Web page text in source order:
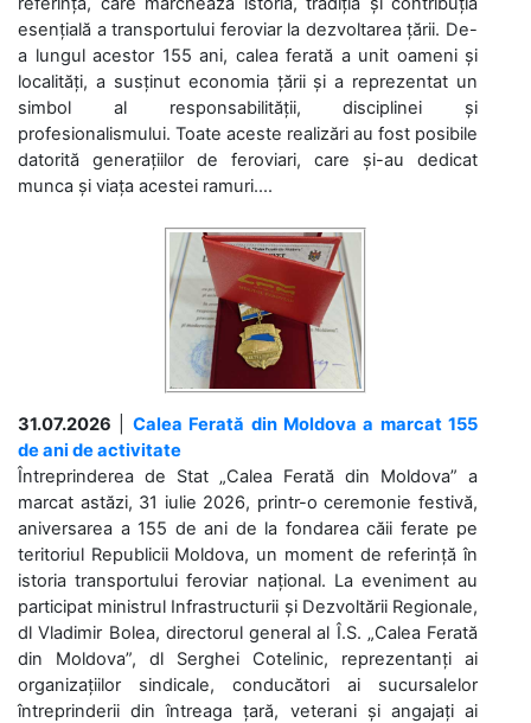
esențială a transportului feroviar la dezvoltarea țării. De-
a lungul acestor 155 ani, calea ferată a unit oameni și
localități, a susținut economia țării și a reprezentat un
simbol al responsabilității, disciplinei și
profesionalismului. Toate aceste realizări au fost posibile
datorită generațiilor de feroviari, care și-au dedicat
munca și viața acestei ramuri....
31.07.2026
Calea Ferată din Moldova a marcat 155
de ani de activitate
Întreprinderea de Stat „Calea Ferată din Moldova” a
marcat astăzi, 31 iulie 2026, printr-o ceremonie festivă,
aniversarea a 155 de ani de la fondarea căii ferate pe
teritoriul Republicii Moldova, un moment de referință în
istoria transportului feroviar național. La eveniment au
participat ministrul Infrastructurii și Dezvoltării Regionale,
dl Vladimir Bolea, directorul general al Î.S. „Calea Ferată
din Moldova”, dl Serghei Cotelinic, reprezentanți ai
organizațiilor sindicale, conducători ai sucursalelor
întreprinderii din întreaga țară, veterani și angajați ai